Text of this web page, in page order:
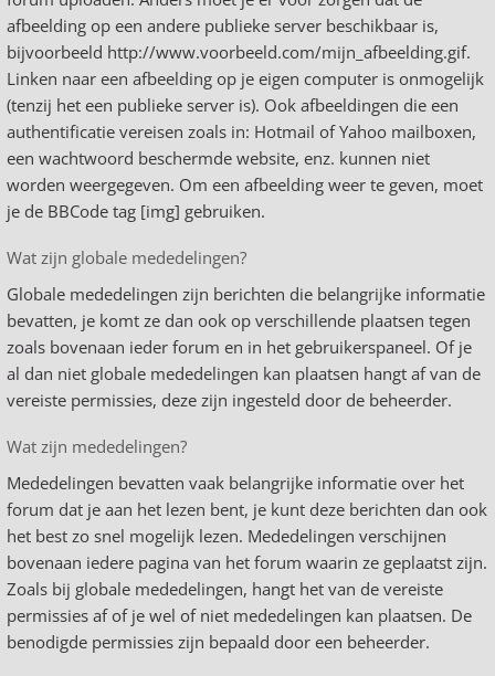
afbeelding op een andere publieke server beschikbaar is,
bijvoorbeeld http://www.voorbeeld.com/mijn_afbeelding.gif.
Linken naar een afbeelding op je eigen computer is onmogelijk
(tenzij het een publieke server is). Ook afbeeldingen die een
authentificatie vereisen zoals in: Hotmail of Yahoo mailboxen,
een wachtwoord beschermde website, enz. kunnen niet
worden weergegeven. Om een afbeelding weer te geven, moet
je de BBCode tag [img] gebruiken.
Wat zijn globale mededelingen?
Globale mededelingen zijn berichten die belangrijke informatie
bevatten, je komt ze dan ook op verschillende plaatsen tegen
zoals bovenaan ieder forum en in het gebruikerspaneel. Of je
al dan niet globale mededelingen kan plaatsen hangt af van de
vereiste permissies, deze zijn ingesteld door de beheerder.
Wat zijn mededelingen?
Mededelingen bevatten vaak belangrijke informatie over het
forum dat je aan het lezen bent, je kunt deze berichten dan ook
het best zo snel mogelijk lezen. Mededelingen verschijnen
bovenaan iedere pagina van het forum waarin ze geplaatst zijn.
Zoals bij globale mededelingen, hangt het van de vereiste
permissies af of je wel of niet mededelingen kan plaatsen. De
benodigde permissies zijn bepaald door een beheerder.